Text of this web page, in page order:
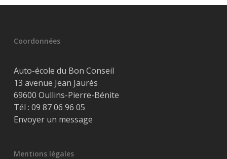
Coordonnées
Auto-école du Bon Conseil
13 avenue Jean Jaurès
69600 Oullins-Pierre-Bénite
Tél : 09 87 06 96 05
Envoyer un message
Mentions légales